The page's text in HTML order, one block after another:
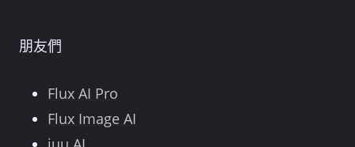
朋友們
Flux AI Pro
Flux Image AI